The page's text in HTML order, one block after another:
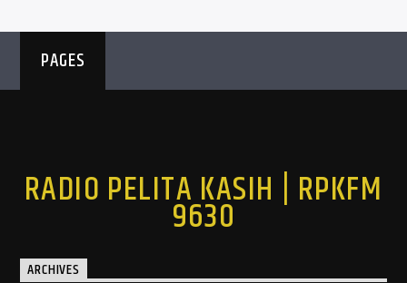
PAGES
RADIO PELITA KASIH | RPKFM
9630
ARCHIVES